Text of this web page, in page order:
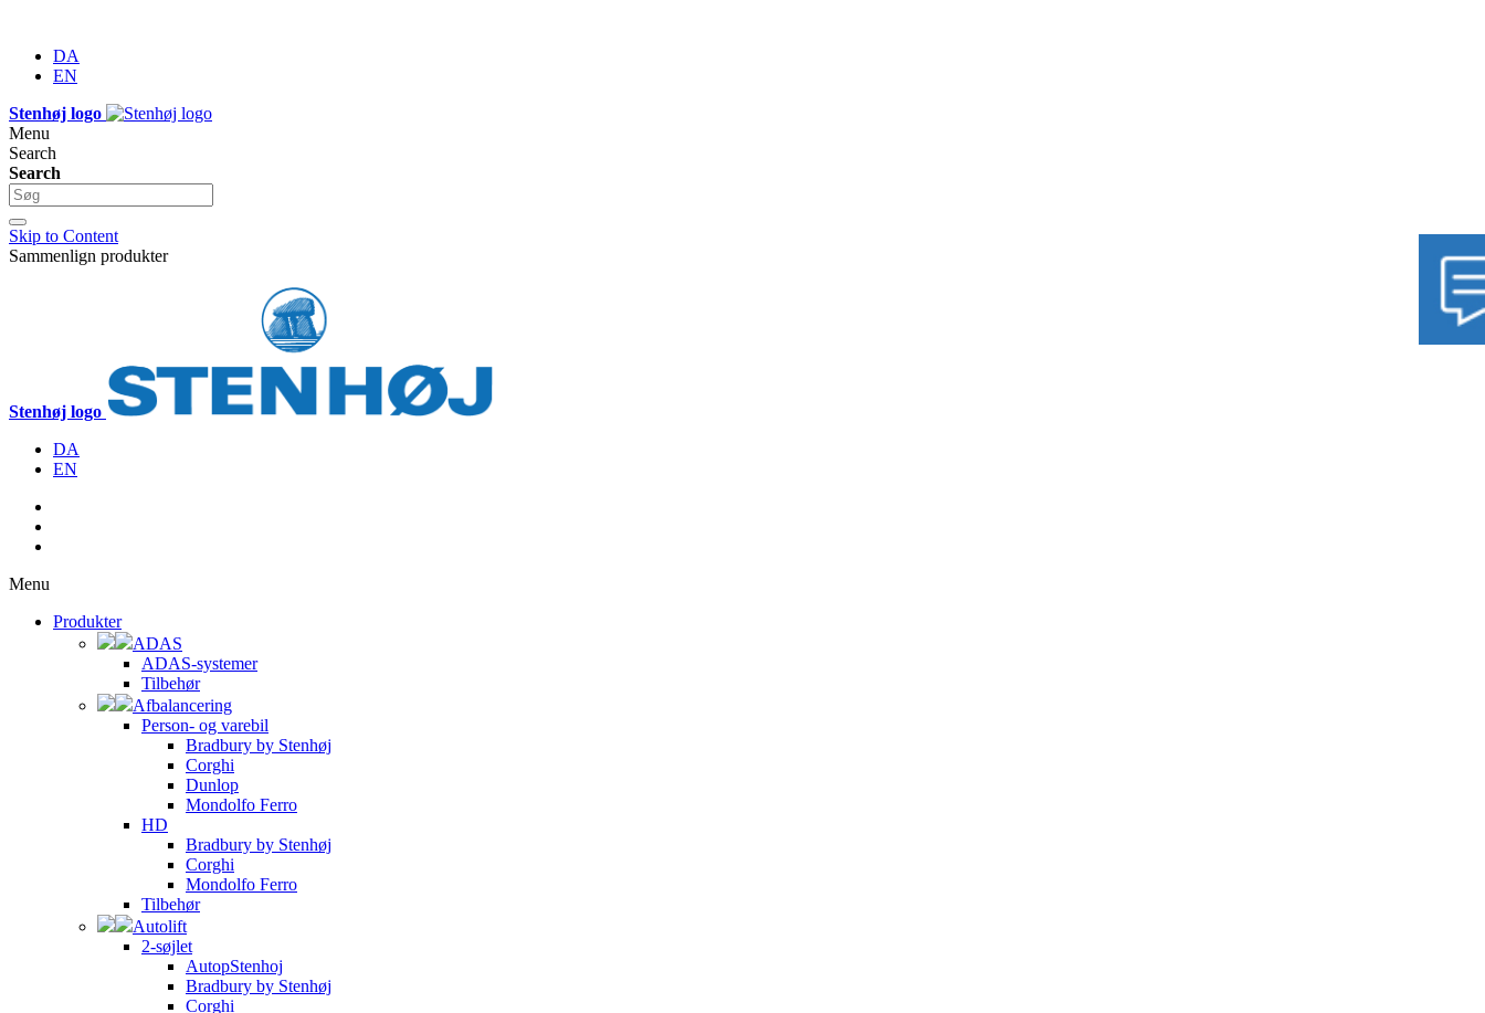
DA
EN
Stenhøj logo
Menu
Search
Search
Skip to Content
Sammenlign produkter
Stenhøj logo
DA
EN
Menu
Produkter
ADAS
ADAS-systemer
Tilbehør
Afbalancering
Person- og varebil
Bradbury by Stenhøj
Corghi
Dunlop
Mondolfo Ferro
HD
Bradbury by Stenhøj
Corghi
Mondolfo Ferro
Tilbehør
Autolift
2-søjlet
AutopStenhoj
Bradbury by Stenhøj
Corghi